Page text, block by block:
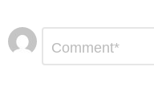
Αφήστε
μια
απάντηση